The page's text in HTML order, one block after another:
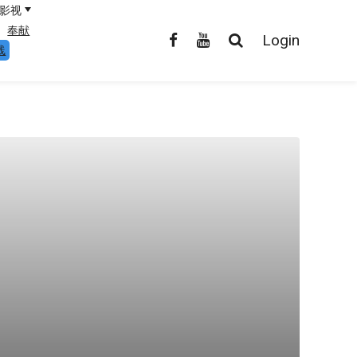
影视
奉献
Login